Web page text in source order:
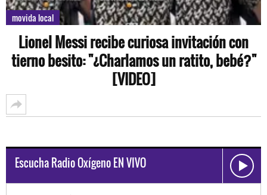
movida local
Lionel Messi recibe curiosa invitación con
tierno besito: "¿Charlamos un ratito, bebé?"
[VIDEO]
Escucha Radio Oxígeno EN VIVO